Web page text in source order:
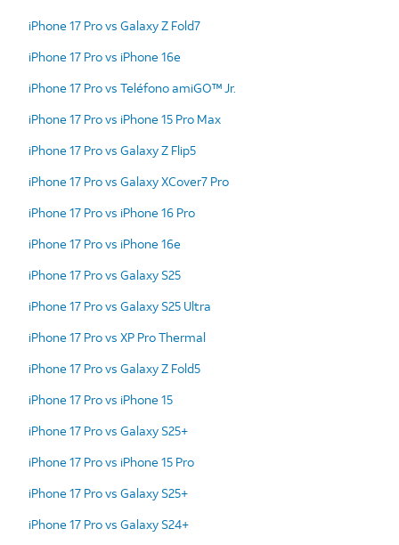
iPhone 17 Pro vs Galaxy Z Fold7
iPhone 17 Pro vs iPhone 16e
iPhone 17 Pro vs Teléfono amiGO™ Jr.
iPhone 17 Pro vs iPhone 15 Pro Max
iPhone 17 Pro vs Galaxy Z Flip5
iPhone 17 Pro vs Galaxy XCover7 Pro
iPhone 17 Pro vs iPhone 16 Pro
iPhone 17 Pro vs iPhone 16e
iPhone 17 Pro vs Galaxy S25
iPhone 17 Pro vs Galaxy S25 Ultra
iPhone 17 Pro vs XP Pro Thermal
iPhone 17 Pro vs Galaxy Z Fold5
iPhone 17 Pro vs iPhone 15
iPhone 17 Pro vs Galaxy S25+
iPhone 17 Pro vs iPhone 15 Pro
iPhone 17 Pro vs Galaxy S25+
iPhone 17 Pro vs Galaxy S24+